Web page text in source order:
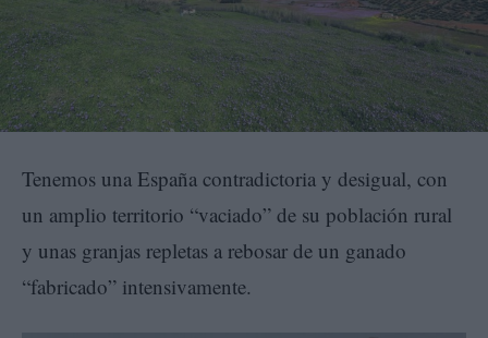
Tenemos una España contradictoria y desigual, con
un amplio territorio “vaciado” de su población rural
y unas granjas repletas a rebosar de un ganado
“fabricado” intensivamente.